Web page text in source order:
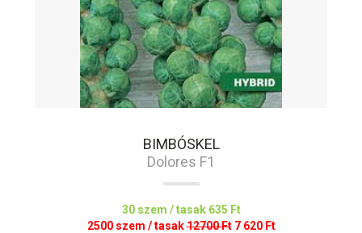
BIMBÓSKEL
Dolores F1
30 szem / tasak 635 Ft
2500 szem / tasak12700 Ft 7 620 Ft